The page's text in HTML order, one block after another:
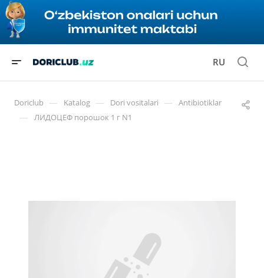
RU
Doriclub — Katalog — Dori vositalari — Antibiotiklar
— ЛИДОЦЕФ порошок 1 г N1